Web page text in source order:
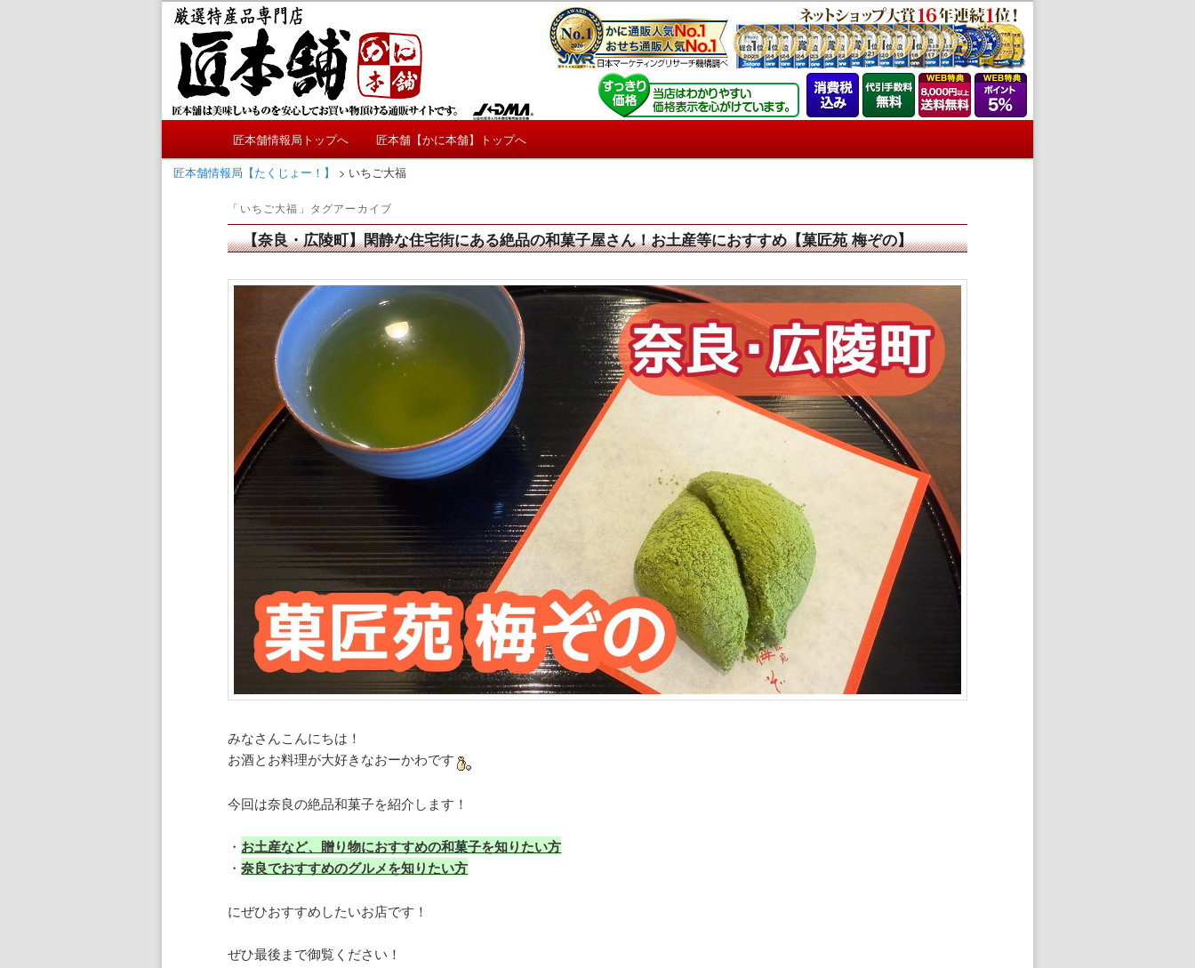
匠本舗情報局【たくじょー！】
かにやおせちについてのおもしろ情報や興味深い記事をお届けします。
ン
メ
ン
ツ
へ
サ
コ
へ
移
匠本舗情報局トップへ
匠本舗【かに本舗】トップへ
匠本舗情報局【たくじょー！】
> いちご大福
「 いちご大福 」タグアーカイブ
【奈良・広陵町】閑静な住宅街にある絶品の和菓子屋さん！お土産等におすすめ【菓匠苑 梅ぞの】
みなさんこんにちは！
お酒とお料理が大好きなおーかわです
今回は奈良の絶品和菓子を紹介します！
・ お土産など、贈り物におすすめの和菓子を知りたい方
・奈良でおすすめのグルメを知りたい方
にぜひおすすめしたいお店です！
ぜひ最後まで御覧ください！